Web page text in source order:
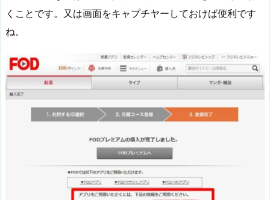
くことです。又は画面をキャプチヤーしておけば便利です
ね。